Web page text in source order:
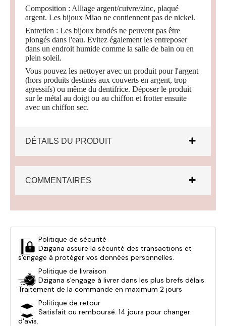
Composition : Alliage argent/cuivre/zinc, plaqué
argent. Les bijoux Miao ne contiennent pas de nickel.
Entretien : Les bijoux brodés ne peuvent pas être
plongés dans l'eau. Evitez également les entreposer
dans un endroit humide comme la salle de bain ou en
plein soleil.
Vous pouvez les nettoyer avec un produit pour l'argent
(hors produits destinés aux couverts en argent, trop
agressifs) ou même du dentifrice. Déposer le produit
sur le métal au doigt ou au chiffon et frotter ensuite
avec un chiffon sec.
DÉTAILS DU PRODUIT
COMMENTAIRES
Politique de sécurité
Dzigana assure la sécurité des transactions et
s'engage à protéger vos données personnelles.
Politique de livraison
Dzigana s'engage à livrer dans les plus brefs délais.
Traitement de la commande en maximum 2 jours
Politique de retour
Satisfait ou remboursé. 14 jours pour changer
d'avis.